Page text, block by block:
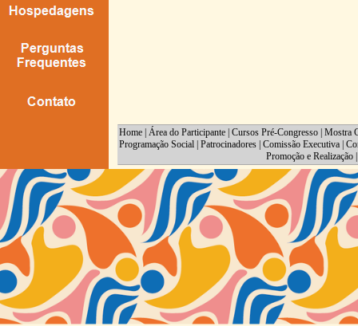
Home Área do Participante Cursos Pré-Congresso Mostra
Programação Social |Patrocinadores |Comissão Executiva |
Promoção e Realização